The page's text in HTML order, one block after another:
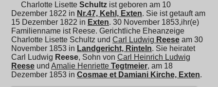
Charlotte Lisette Schultz ist geboren am 10
Dezember 1822 in Nr.47, Kehl, Exten. Sie ist getauft am
15 Dezember 1822 in Exten. 30 November 1853,ihr(e)
Familienname ist Reese. Gerichtliche Eheanzeige
Charlotte Lisette Schultz und Carl Ludwig Reese am 30
November 1853 in Landgericht, Rinteln. Sie heiratet
Carl Ludwig Reese, Sohn von Carl Heinrich Ludwig
Reese und Amalie Henriette Tegtmeier, am 18
Dezember 1853 in Cosmae et Damiani Kirche, Exten.